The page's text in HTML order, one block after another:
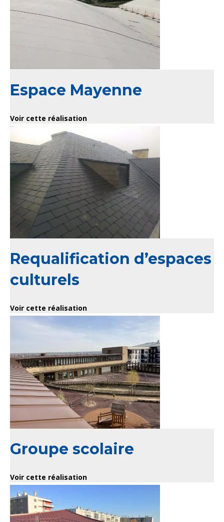
Espace Mayenne
Voir cette réalisation
Requalification d’espaces
culturels
Voir cette réalisation
Groupe scolaire
Voir cette réalisation